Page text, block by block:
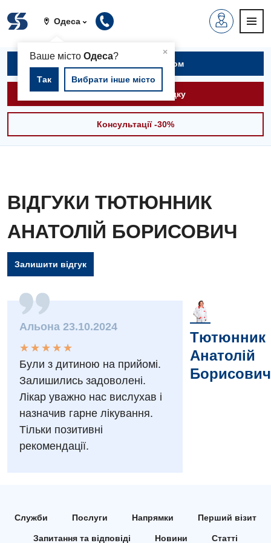
Одеса
×
Ваше містоОдеса?
Так Вибрати інше місто
Вакансії
Заходи БПР
Інтернатура
Енциклопедія
Програма лояльності
Відгуки
Відео
Діагностика
Ангіографічні дослідження
Діагностичне відділення
Ендоскопічне відділення
Комп’ютерна томографія
Магнітно-резонансна томографія
Відділ госпіталізації
Відділення кардіосудинної патології та неврології
Відділення невідкладних станів
Відділення інтенсивної терапії
Гінекологічне відділення
Денний стаціонар
Онкологічне відділлення
Декларування
Записатися на прийом
Викликати швидку
Консультації -30%
ВІДГУКИ ТЮТЮННИК
АНАТОЛІЙ БОРИСОВИЧ
Залишити відгук
Альона 23.10.2024
★
★
★
★
★
★ ★ ★ ★ ★
Були з дитиною на прийомі.
Залишились задоволені.
Лікар уважно нас вислухав і
назначив гарне лікування.
Тільки позитивні
рекомендації.
Тютюнник
Анатолій
Борисович
Служби Послуги Напрямки Перший візит
Запитання та відповіді Новини Статті